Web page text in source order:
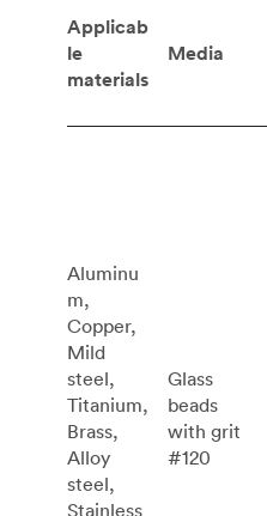
Applicab
le
materials
Media
Aluminu
m,
Copper,
Mild
steel,
Titanium,
Brass,
Alloy
steel,
Stainless
Glass
beads
with grit
#120